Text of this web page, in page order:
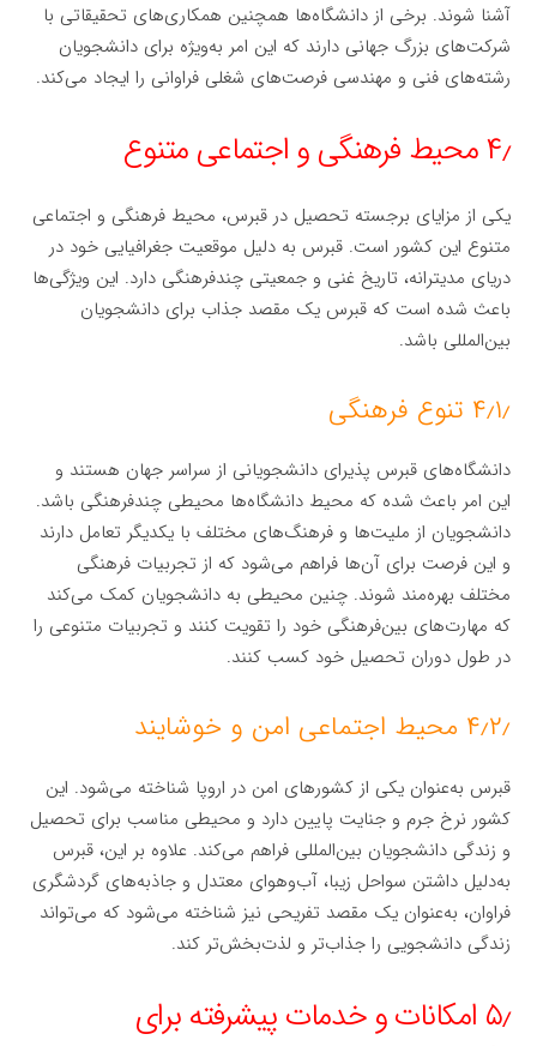
آشنا شوند. برخی از دانشگاه‌ها همچنین همکاری‌های تحقیقاتی با
شرکت‌های بزرگ جهانی دارند که این امر به‌ویژه برای دانشجویان
رشته‌های فنی و مهندسی فرصت‌های شغلی فراوانی را ایجاد می‌کند.
۴٫ محیط فرهنگی و اجتماعی متنوع
یکی از مزایای برجسته تحصیل در قبرس، محیط فرهنگی و اجتماعی
متنوع این کشور است. قبرس به دلیل موقعیت جغرافیایی خود در
دریای مدیترانه، تاریخ غنی و جمعیتی چندفرهنگی دارد. این ویژگی‌ها
باعث شده است که قبرس یک مقصد جذاب برای دانشجویان
بین‌المللی باشد.
۴٫۱٫ تنوع فرهنگی
دانشگاه‌های قبرس پذیرای دانشجویانی از سراسر جهان هستند و
این امر باعث شده که محیط دانشگاه‌ها محیطی چندفرهنگی باشد.
دانشجویان از ملیت‌ها و فرهنگ‌های مختلف با یکدیگر تعامل دارند
و این فرصت برای آن‌ها فراهم می‌شود که از تجربیات فرهنگی
مختلف بهره‌مند شوند. چنین محیطی به دانشجویان کمک می‌کند
که مهارت‌های بین‌فرهنگی خود را تقویت کنند و تجربیات متنوعی را
در طول دوران تحصیل خود کسب کنند.
۴٫۲٫ محیط اجتماعی امن و خوشایند
قبرس به‌عنوان یکی از کشورهای امن در اروپا شناخته می‌شود. این
کشور نرخ جرم و جنایت پایین دارد و محیطی مناسب برای تحصیل
و زندگی دانشجویان بین‌المللی فراهم می‌کند. علاوه بر این، قبرس
به‌دلیل داشتن سواحل زیبا، آب‌وهوای معتدل و جاذبه‌های گردشگری
فراوان، به‌عنوان یک مقصد تفریحی نیز شناخته می‌شود که می‌تواند
زندگی دانشجویی را جذاب‌تر و لذت‌بخش‌تر کند.
۵٫ امکانات و خدمات پیشرفته برای